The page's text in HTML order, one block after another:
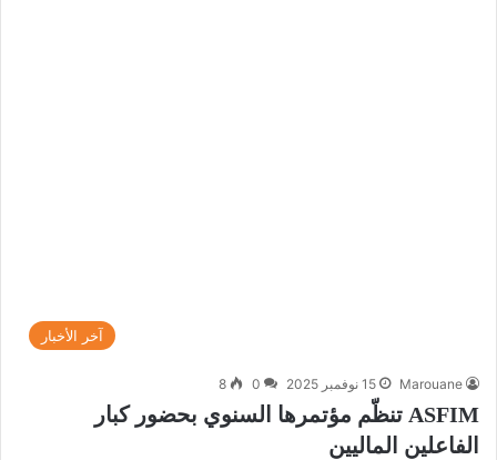
آخر الأخبار
Marouane 15 نوفمبر 2025 0
8
ASFIM تنظّم مؤتمرها السنوي بحضور كبار
الفاعلين الماليين